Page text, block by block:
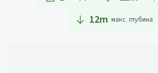
12m макс. глубина